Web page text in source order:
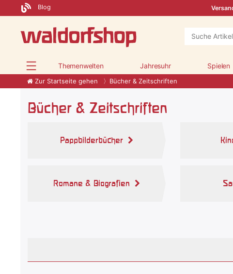
Blog
Themenwelten Jahresuhr Spielen
Zur Startseite gehen Bücher & Zeitschriften
Bücher & Zeitschriften
Pappbilderbücher
Romane & Biografien